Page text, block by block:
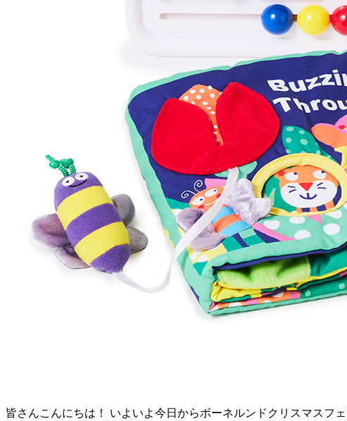
皆さんこんにちは！ いよいよ今日からボーネルンドクリスマスフ